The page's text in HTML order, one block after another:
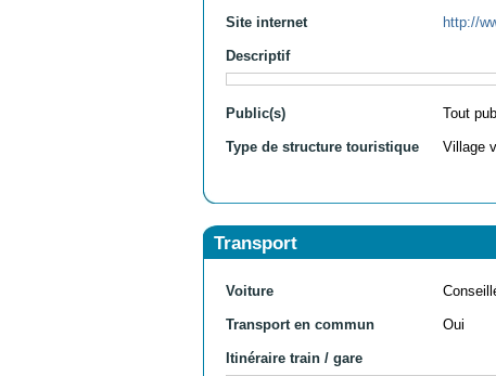
Site internet http://
Descriptif
Public(s) Tout
Type de structure touristique Village
Transport
Voiture
Transport en commun Oui
Itinéraire train / gare